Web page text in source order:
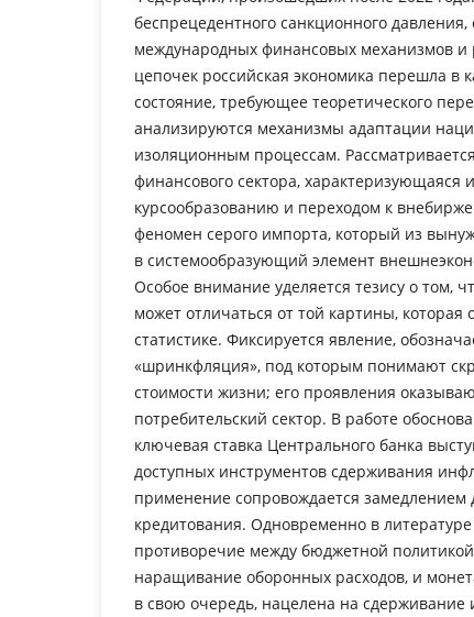
беспрецедентного санкционного
международных финансовых механизмов и
цепочек российская экономика перешла в
состояние, требующее теоретического
анализируются механизмы адаптации
изоляционным процессам.
финансового сектора, характеризующаяся
курсообразованию и переходом к
феномен серого импорта, который из
в системообразующий элемент
Особое внимание уделяется тезису о том,
может отличаться от той картины,
статистике. Фиксируется явление,
«шринкфляция», под которым понимают
стоимости жизни; его проявления
потребительский сектор. В работе
ключевая ставка Центрального банка
доступных инструментов сдерживания
применение сопровождается замедлением
кредитования. Одновременно в литературе
противоречие между бюджетной
наращивание оборонных расходов, и
в свою очередь, нацелена на сдерживание